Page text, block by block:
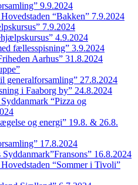
9.9.2024
“Bakken” 7.9.2024
7.9.2024
4.9.2024
fællesspisning” 3.9.2024
Aarhus” 31.8.2024
generalforsamling” 27.8.2024
i Faaborg by” 24.8.2024
“Pizza og
og energi” 19.8. & 26.8.
17.8.2024
16.8.2024
“Sommer i Tivoli”